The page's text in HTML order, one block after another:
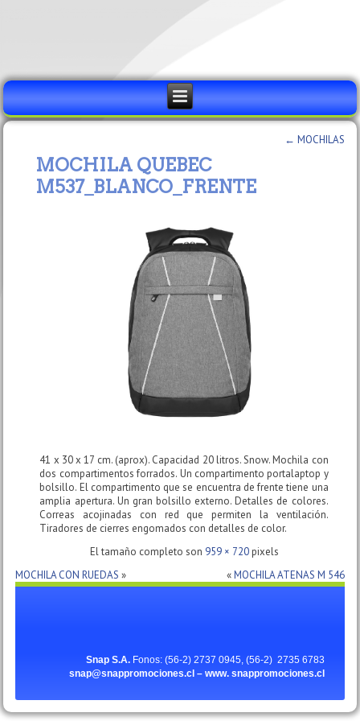
← MOCHILAS
MOCHILA QUEBEC
M537_BLANCO_FRENTE
41 x 30 x 17 cm. (aprox). Capacidad 20 litros. Snow. Mochila con
dos compartimentos forrados. Un compartimento portalaptop y
bolsillo. El compartimento que se encuentra de frente tiene una
amplia apertura. Un gran bolsillo externo. Detalles de colores.
Correas acojinadas con red que permiten la ventilación.
Tiradores de cierres engomados con detalles de color.
El tamaño completo son 959 × 720pixels
MOCHILA CON RUEDAS » «MOCHILA ATENAS M 546
Snap S.A. Fonos: (56-2) 2737 0945, (56-2) 2735 6783
snap@snappromociones.cl – www. snappromociones.cl